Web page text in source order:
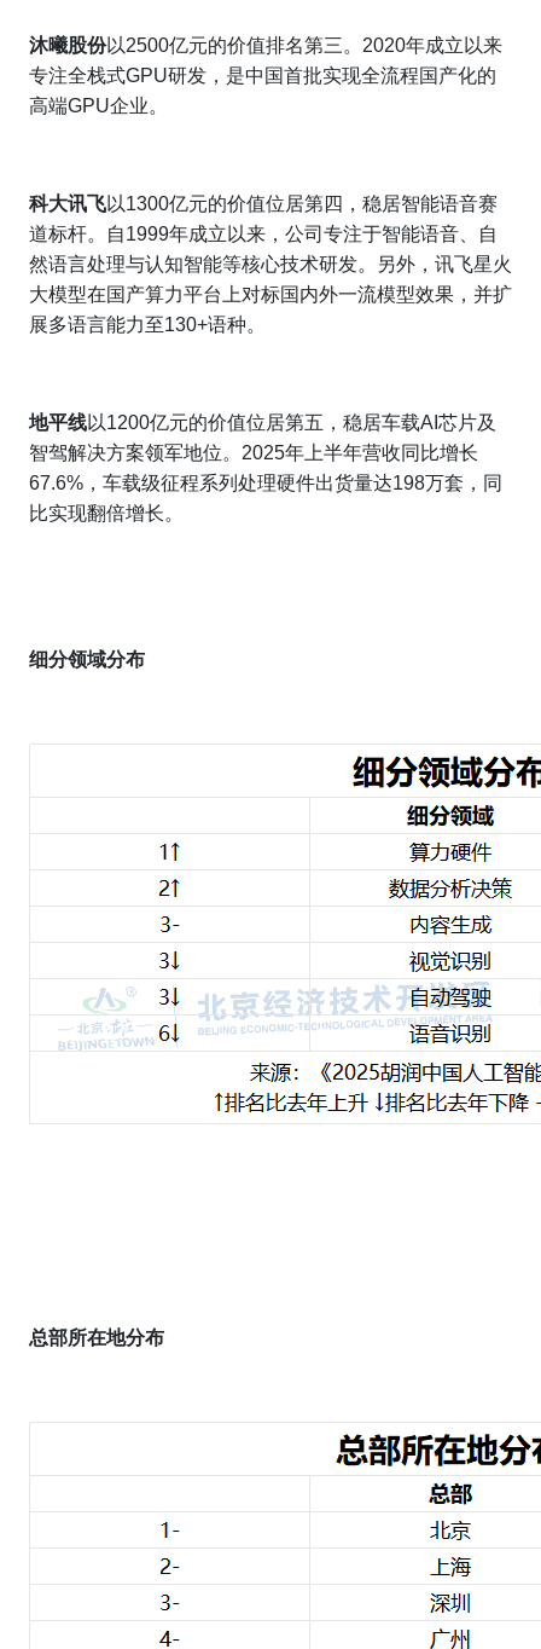
沐曦股份以2500亿元的价值排名第三。2020年成立以来
专注全栈式GPU研发，是中国首批实现全流程国产化的
高端GPU企业。
科大讯飞以1300亿元的价值位居第四，稳居智能语音赛
道标杆。自1999年成立以来，公司专注于智能语音、自
然语言处理与认知智能等核心技术研发。另外，讯飞星火
大模型在国产算力平台上对标国内外一流模型效果，并扩
展多语言能力至130+语种。
地平线以1200亿元的价值位居第五，稳居车载AI芯片及
智驾解决方案领军地位。2025年上半年营收同比增长
67.6%，车载级征程系列处理硬件出货量达198万套，同
比实现翻倍增长。
细分领域分布
总部所在地分布